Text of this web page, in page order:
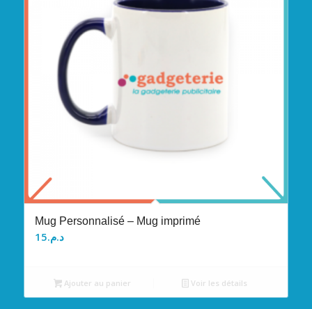
Mug Personnalisé – Mug imprimé
د.م.15
Ajouter au panier Voir les détails